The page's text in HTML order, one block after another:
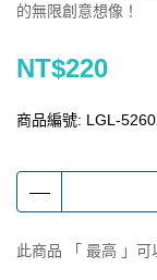
的無限創意想像！
NT$220
商品編號: LGL-
此商品 「 最高 」可